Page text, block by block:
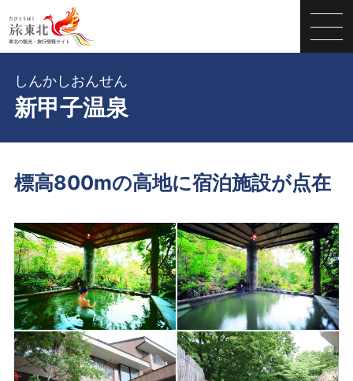
新甲子温泉
しんかしおんせん
標高800mの高地に宿泊施設が点在